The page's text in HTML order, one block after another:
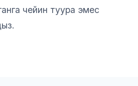
чейин туура эмес